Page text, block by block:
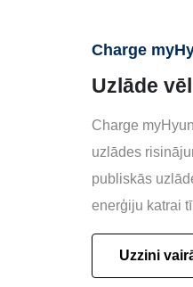
Charge
Uzlāde
Charge
uzlādes
publiskās
enerģiju katrai
Uzzini